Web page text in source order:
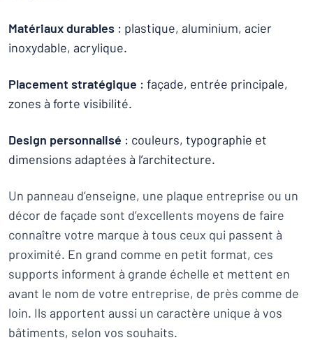
Matériaux durables : plastique, aluminium, acier
inoxydable, acrylique.
Placement stratégique : façade, entrée principale,
zones à forte visibilité.
Design personnalisé : couleurs, typographie et
dimensions adaptées à l’architecture.
Un panneau d’enseigne, une plaque entreprise ou un
décor de façade sont d’excellents moyens de faire
connaître votre marque à tous ceux qui passent à
proximité. En grand comme en petit format, ces
supports informent à grande échelle et mettent en
avant le nom de votre entreprise, de près comme de
loin. Ils apportent aussi un caractère unique à vos
bâtiments, selon vos souhaits.